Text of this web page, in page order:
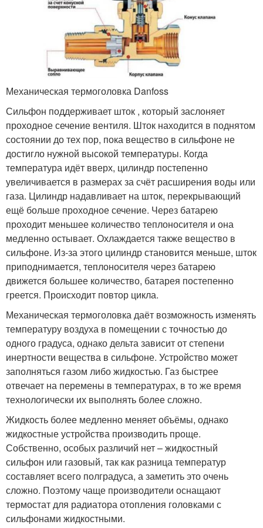
Механическая термоголовка Danfoss
Сильфон поддерживает шток , который заслоняет
проходное сечение вентиля. Шток находится в поднятом
состоянии до тех пор, пока вещество в сильфоне не
достигло нужной высокой температуры. Когда
температура идёт вверх, цилиндр постепенно
увеличивается в размерах за счёт расширения воды или
газа. Цилиндр надавливает на шток, перекрывающий
ещё больше проходное сечение. Через батарею
проходит меньшее количество теплоносителя и она
медленно остывает. Охлаждается также вещество в
сильфоне. Из-за этого цилиндр становится меньше, шток
приподнимается, теплоносителя через батарею
движется большее количество, батарея постепенно
греется. Происходит повтор цикла.
Механическая термоголовка даёт возможность изменять
температуру воздуха в помещении с точностью до
одного градуса, однако дельта зависит от степени
инертности вещества в сильфоне. Устройство может
заполняться газом либо жидкостью. Газ быстрее
отвечает на перемены в температурах, в то же время
технологически их выполнять более сложно.
Жидкость более медленно меняет объёмы, однако
жидкостные устройства производить проще.
Собственно, особых различий нет – жидкостный
сильфон или газовый, так как разница температур
составляет всего полградуса, а заметить это очень
сложно. Поэтому чаще производители оснащают
термостат для радиатора отопления головками с
сильфонами жидкостными.